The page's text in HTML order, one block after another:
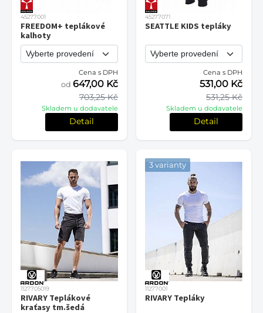
45277001
FREEDOM+ teplákové
kalhoty
Cena s DPH
703,25 Kč
od 647,00 Kč
Skladem u dodavatele
Detail
45277071
SEATTLE KIDS tepláky
Cena s DPH
531,25 Kč
531,00 Kč
Skladem u dodavatele
Detail
1127705019
RIVARY Teplákové
kraťasy tm.šedá
3 varianty
11277001
RIVARY Tepláky